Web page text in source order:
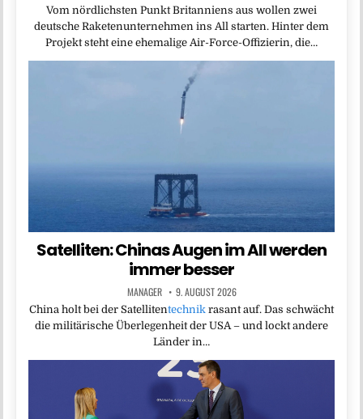
Vom nördlichsten Punkt Britanniens aus wollen zwei
deutsche Raketenunternehmen ins All starten. Hinter dem
Projekt steht eine ehemalige Air-Force-Offizierin, die…
Satelliten: Chinas Augen im All werden
immer besser
MANAGER 9. AUGUST 2026
China holt bei der Satellitentechnik rasant auf. Das schwächt
die militärische Überlegenheit der USA – und lockt andere
Länder in…